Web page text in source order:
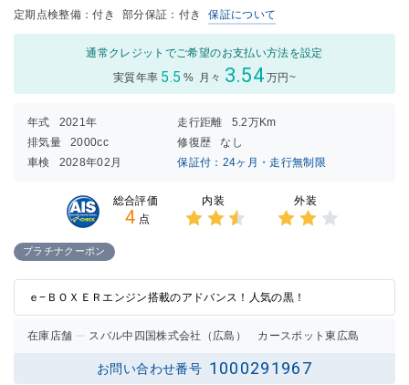
定期点検整備：付き 部分保証：付き 保証について
通常クレジットでご希望のお支払い方法を設定
実質年率 5.5 % 月々 3.54 万円~
年式 2021年 走行距離
5.2万Km
排気量
2000cc 修復歴
なし
車検
2028年02月 保証付：24ヶ月・走行無制限
総合評価
4 点
内装 外装
プラチナクーポン
ｅ−ＢＯＸＥＲエンジン搭載のアドバンス！人気の黒！
在庫店舗 スバル中四国株式会社（広島） カースポット東広島
お問い合わせ番号 1000291967